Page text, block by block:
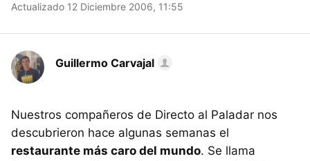
Actualizado 12 Diciembre 2006, 11:55
Guillermo Carvajal
Nuestros compañeros de Directo al Paladar nos
descubrieron hace algunas semanas el
restaurante más caro del mundo. Se llama